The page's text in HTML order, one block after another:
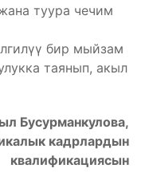
туура чечим
бир мыйзам
таянып, акыл
Бусурманкулова,
кадрлардын
квалификациясын